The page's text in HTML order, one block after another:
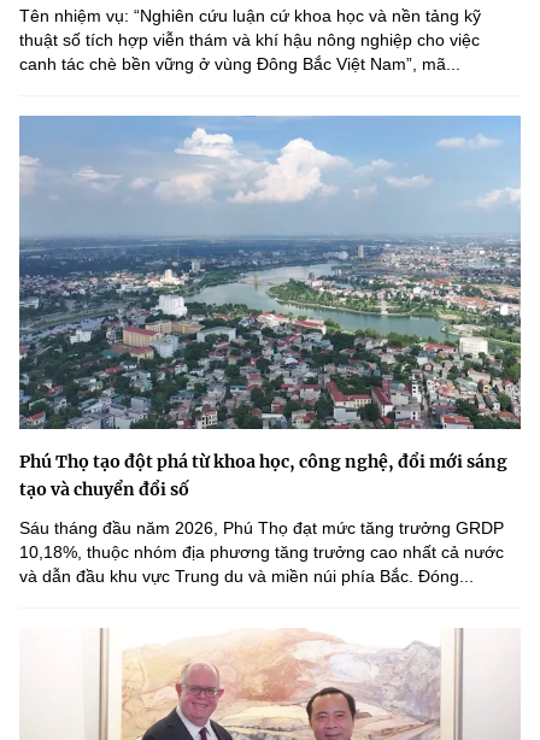
Tên nhiệm vụ: “Nghiên cứu luận cứ khoa học và nền tảng kỹ
thuật số tích hợp viễn thám và khí hậu nông nghiệp cho việc
canh tác chè bền vững ở vùng Đông Bắc Việt Nam”, mã...
Phú Thọ tạo đột phá từ khoa học, công nghệ, đổi mới sáng
tạo và chuyển đổi số
Sáu tháng đầu năm 2026, Phú Thọ đạt mức tăng trưởng GRDP
10,18%, thuộc nhóm địa phương tăng trưởng cao nhất cả nước
và dẫn đầu khu vực Trung du và miền núi phía Bắc. Đóng...